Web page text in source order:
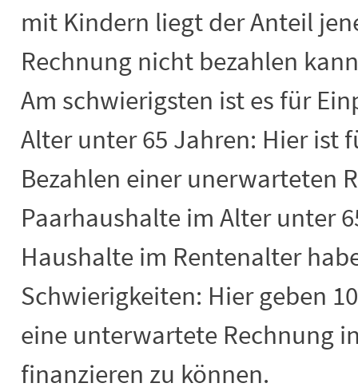
mit Kindern liegt der Anteil
Rechnung nicht bezahlen
Am schwierigsten ist es für
Alter unter 65 Jahren: Hier ist
Bezahlen einer unerwarteten
Paarhaushalte im Alter unter
Haushalte im Rentenalter
Schwierigkeiten: Hier geben
eine unterwartete Rechnung
finanzieren zu können.